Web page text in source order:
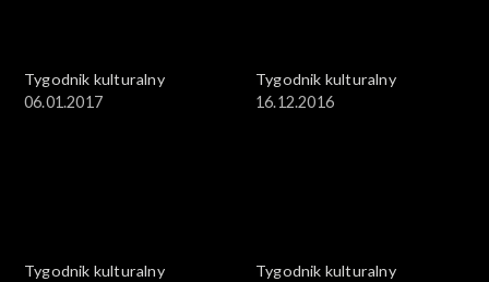
Tygodnik kulturalny
06.01.2017
Tygodnik kulturalny
16.12.2016
Tygodnik kulturalny
Tygodnik kulturalny